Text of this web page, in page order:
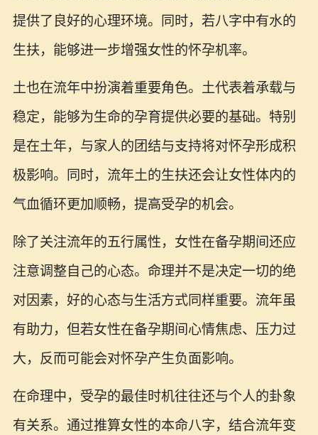
提供了良好的心理环境。同时，若八字中有水的
生扶，能够进一步增强女性的怀孕机率。
土也在流年中扮演着重要角色。土代表着承载与
稳定，能够为生命的孕育提供必要的基础。特别
是在土年，与家人的团结与支持将对怀孕形成积
极影响。同时，流年土的生扶还会让女性体内的
气血循环更加顺畅，提高受孕的机会。
除了关注流年的五行属性，女性在备孕期间还应
注意调整自己的心态。命理并不是决定一切的绝
对因素，好的心态与生活方式同样重要。流年虽
有助力，但若女性在备孕期间心情焦虑、压力过
大，反而可能会对怀孕产生负面影响。
在命理中，受孕的最佳时机往往还与个人的卦象
有关系。通过推算女性的本命八字，结合流年变